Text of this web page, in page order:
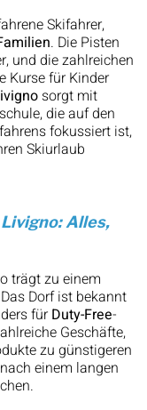
Skifahrer,
. Die Pisten
und die zahlreichen
Kurse für Kinder
sorgt mit
die auf den
fokussiert ist,
Skiurlaub
Alles,
trägt zu einem
Dorf ist bekannt
für Duty-Free-
Geschäfte,
zu günstigeren
einem langen